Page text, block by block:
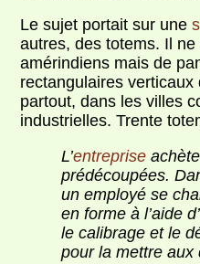
Le sujet portait sur une
autres, des totems. Il ne
amérindiens mais de
rectangulaires
partout, dans les villes
industrielles. Trente
L’entrepriseachète
prédécoupées.
un employé se
en forme à l’aide
le calibrage et le
pour la mettre aux